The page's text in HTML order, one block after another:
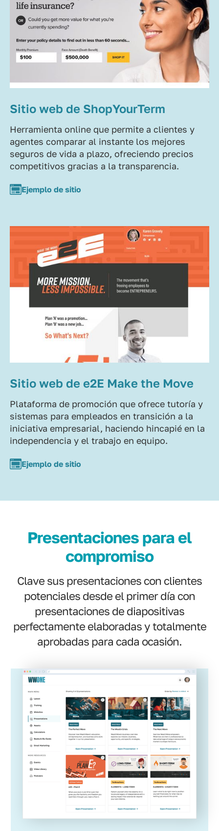
Sitio web de ShopYourTerm
Herramienta online que permite a clientes y
agentes comparar al instante los mejores
seguros de vida a plazo, ofreciendo precios
competitivos gracias a la transparencia.
Ejemplo de sitio
Sitio web de e2E Make the Move
Plataforma de promoción que ofrece tutoría y
sistemas para empleados en transición a la
iniciativa empresarial, haciendo hincapié en la
independencia y el trabajo en equipo.
Ejemplo de sitio
Presentaciones para el
compromiso
Clave sus presentaciones con clientes
potenciales desde el primer día con
presentaciones de diapositivas
perfectamente elaboradas y totalmente
aprobadas para cada ocasión.